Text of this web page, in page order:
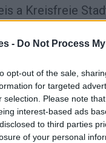
- Do Not Process
opt-out of the sale,
for targeted
selection. Please note
interest-based ads
to third parties
of your personal
a Kreisfreie